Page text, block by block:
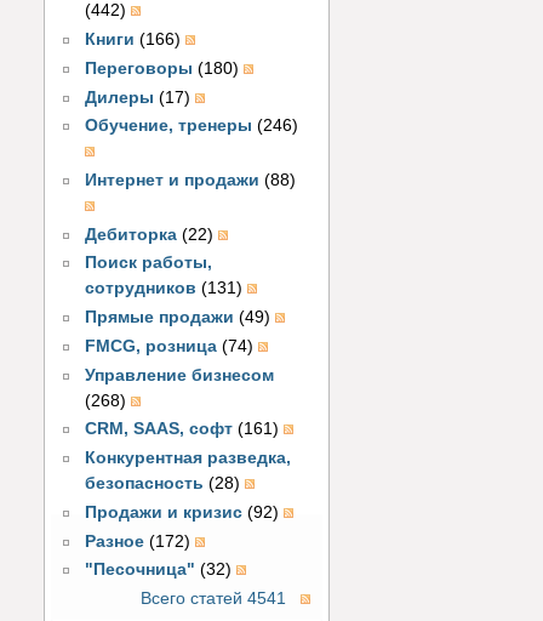
(442)
Книги (166)
Переговоры (180)
Дилеры (17)
Обучение, тренеры (246)
Интернет и продажи (88)
Дебиторка (22)
Поиск работы,
сотрудников (131)
Прямые продажи (49)
FMCG, розница (74)
Управление бизнесом
(268)
CRM, SAAS, софт (161)
Конкурентная разведка,
безопасность (28)
Продажи и кризис (92)
Разное (172)
"Песочница" (32)
Всего статей 4541